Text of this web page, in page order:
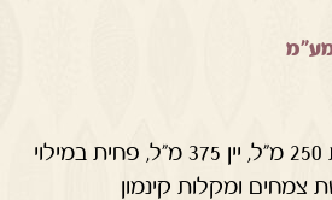
מע"מ
המארז עם שמן זית 250 מ"ל, יין 375 מ"ל, פחית במילוי
צמחים ומקלות קינמון